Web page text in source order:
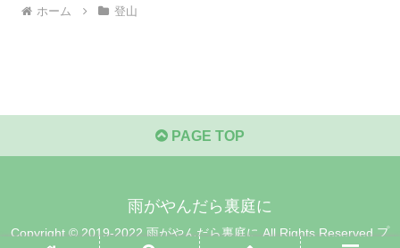
ホーム 登山
PAGE TOP
雨がやんだら裏庭に
Copyright © 2019-2022 雨がやんだら裏庭に All Rights Reserved. プ